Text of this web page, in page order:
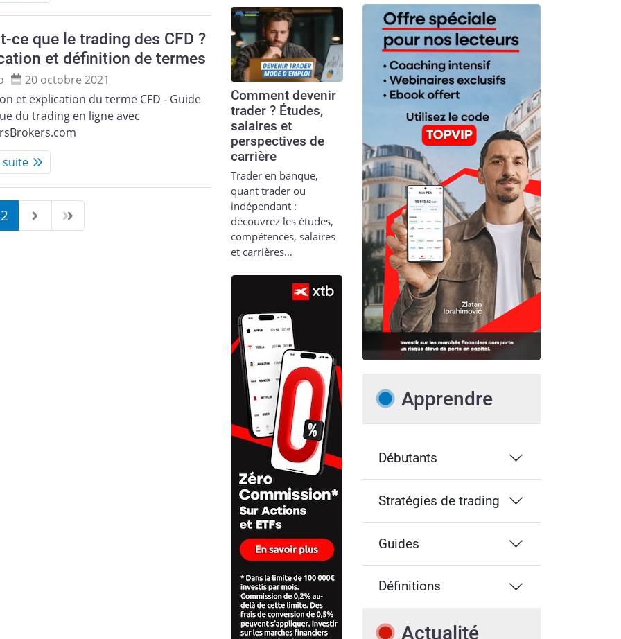
ce que le trading des CFD ?
et définition de termes
20 octobre 2021
et explication du terme CFD - Guide
du trading en ligne avec
suite
2
Comment devenir
trader ? Études,
salaires et
perspectives de
carrière
Trader en banque,
quant trader ou
indépendant :
découvrez les études,
compétences, salaires
et carrières…
Apprendre
Débutants
Stratégies de trading
Guides
Définitions
Actualité